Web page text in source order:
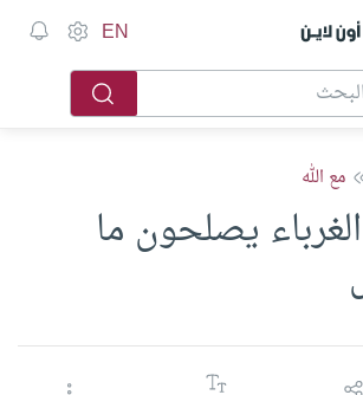
أون لاين EN
مع الله
يصلحون ما